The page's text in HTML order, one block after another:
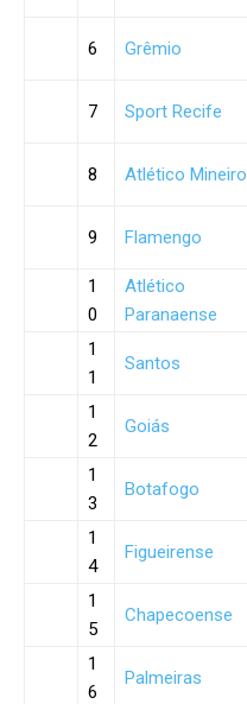
6 Grêmio
7 Sport Recife
8 Atlético Mineiro
9 Flamengo
1
0
Atlético
Paranaense
1
1
Santos
1
2
Goiás
1
3
Botafogo
1
4
Figueirense
1
5
Chapecoense
1
6
Palmeiras